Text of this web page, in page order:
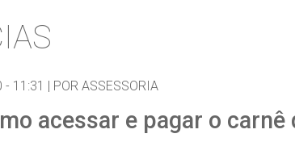
- 11:31 | POR ASSESSORIA
acessar e pagar o carnê